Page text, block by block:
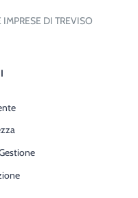
IMPRESE DI TREVISO